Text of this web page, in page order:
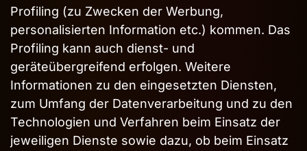
Eingabehilfen öffnen
Farben umkehren
Profiling (zu Zwecken der Werbung,
personalisierten Information etc.) kommen. Das
Profiling kann auch dienst- und
geräteübergreifend erfolgen. Weitere
Informationen zu den eingesetzten Diensten,
zum Umfang der Datenverarbeitung und zu den
Technologien und Verfahren beim Einsatz der
jeweiligen Dienste sowie dazu, ob beim Einsatz